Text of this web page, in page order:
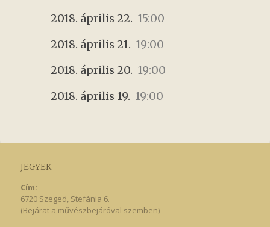
2018. április 22. 15:00
2018. április 21. 19:00
2018. április 20. 19:00
2018. április 19. 19:00
JEGYEK
Cím:
6720 Szeged, Stefánia 6.
(Bejárat a művészbejáróval szemben)